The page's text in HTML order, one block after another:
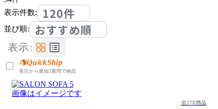
表示件数:
120件
並び順: おすすめ順
表示:
QuickShip
発注から最短2週間で納品
画像はイメージです
全278商品